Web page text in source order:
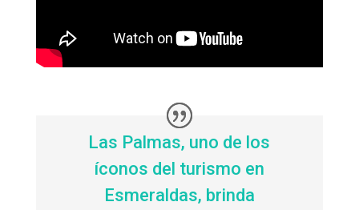
Las Palmas, uno de los
íconos del turismo en
Esmeraldas, brinda